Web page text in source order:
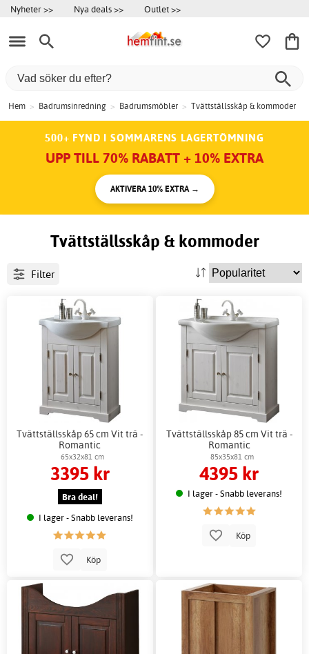
Nyheter >> Nya deals >> Outlet >>
Hem > Badrumsinredning > Badrumsmöbler > Tvättställsskåp & kommoder
500+ FYND I SOMMARENS LAGERTÖMNING
UPP TILL 70% RABATT + 10% EXTRA
AKTIVERA 10% EXTRA →
Tvättställsskåp & kommoder
Filter
Tvättställsskåp 65 cm Vit trä -
Romantic
65x32x81 cm
3395 kr
Bra deal!
I lager - Snabb leverans!
Köp
Tvättställsskåp 85 cm Vit trä -
Romantic
85x35x81 cm
4395 kr
I lager - Snabb leverans!
Köp